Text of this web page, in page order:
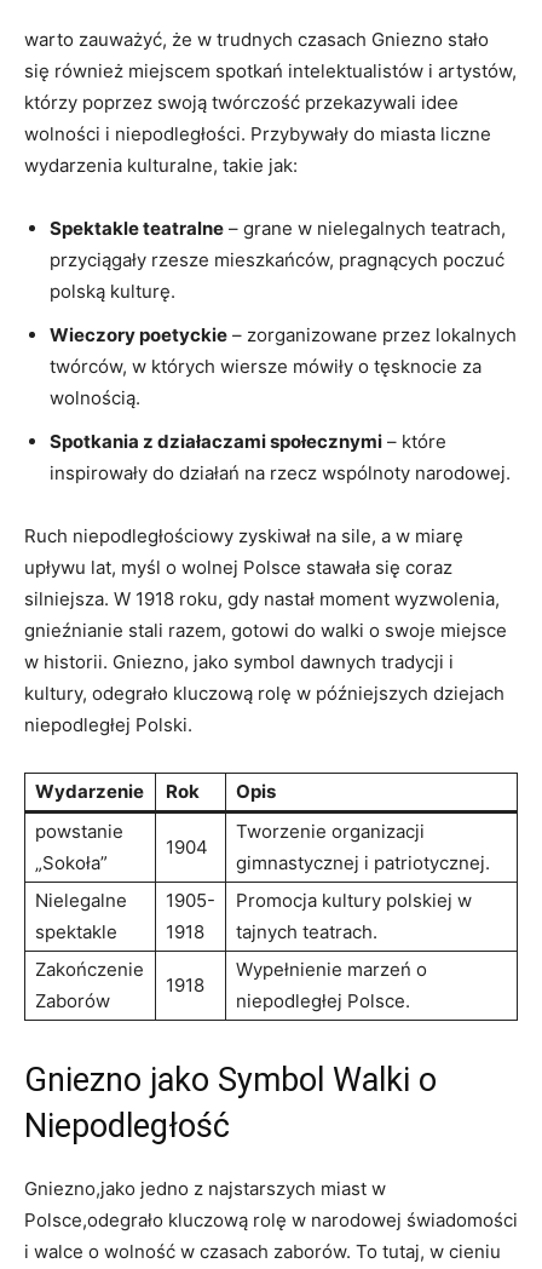
warto zauważyć, że w trudnych czasach Gniezno stało
się również miejscem spotkań intelektualistów i artystów,
którzy poprzez swoją twórczość przekazywali idee
wolności i niepodległości. Przybywały do miasta liczne
wydarzenia kulturalne, takie jak:
Spektakle teatralne – grane w nielegalnych teatrach,
przyciągały rzesze mieszkańców, pragnących poczuć
polską kulturę.
Wieczory poetyckie – zorganizowane przez lokalnych
twórców, w których wiersze mówiły o tęsknocie za
wolnością.
Spotkania z działaczami społecznymi – które
inspirowały do działań na rzecz wspólnoty narodowej.
Ruch niepodległościowy zyskiwał na sile, a w miarę
upływu lat, myśl o wolnej Polsce stawała się coraz
silniejsza. W 1918 roku, gdy nastał moment wyzwolenia,
gnieźnianie stali razem, gotowi do walki o swoje miejsce
w historii. Gniezno, jako symbol dawnych tradycji i
kultury, odegrało kluczową rolę w późniejszych dziejach
niepodległej Polski.
Wydarzenie Rok
Opis
powstanie
„Sokoła”
1904
Tworzenie organizacji
gimnastycznej i patriotycznej.
Nielegalne
spektakle
1905-
1918
Promocja kultury polskiej w
tajnych teatrach.
Zakończenie
Zaborów
1918
Wypełnienie marzeń o
niepodległej Polsce.
Gniezno jako Symbol Walki o
Niepodległość
Gniezno,jako jedno z najstarszych miast w
Polsce,odegrało kluczową rolę w narodowej świadomości
i walce o wolność w czasach zaborów. To tutaj, w cieniu